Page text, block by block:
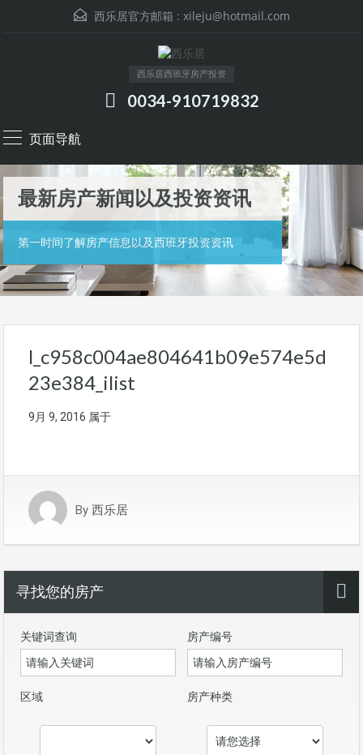
西乐居官方邮箱 : xileju@hotmail.com
西乐居西班牙房产投资
0034-910719832
页面导航
最新房产新闻以及投资资讯
第一时间了解房产信息以及西班牙投资资讯
l_c958c004ae804641b09e574e5d
23e384_ilist
9月 9, 2016 属于
By 西乐居
寻找您的房产
关键词查询 房产编号
区域 房产种类